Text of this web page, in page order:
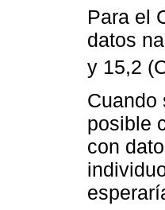
Para el
datos
y 15,2
Cuando
posible
con